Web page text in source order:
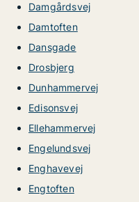
Damgårdsvej
Damtoften
Dansgade
Drosbjerg
Dunhammervej
Edisonsvej
Ellehammervej
Engelundsvej
Enghavevej
Engtoften